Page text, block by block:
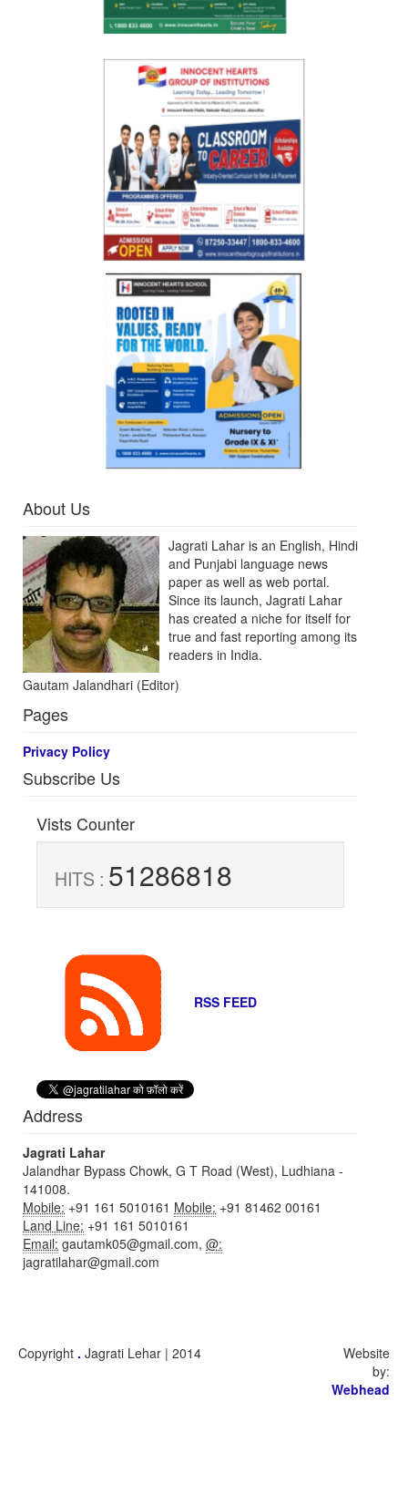
About Us
Jagrati Lahar is an English, Hindi
and Punjabi language news
paper as well as web portal.
Since its launch, Jagrati Lahar
has created a niche for itself for
true and fast reporting among its
readers in India.
Gautam Jalandhari (Editor)
Pages
Privacy Policy
Subscribe Us
Vists Counter
HITS : 51286818
RSS FEED
Address
Jagrati Lahar
Jalandhar Bypass Chowk, G T Road (West), Ludhiana -
141008.
Mobile: +91 161 5010161 Mobile: +91 81462 00161
Land Line: +91 161 5010161
Email: gautamk05@gmail.com, @:
jagratilahar@gmail.com
Copyright . Jagrati Lehar | 2014
Website
by:
Webhead